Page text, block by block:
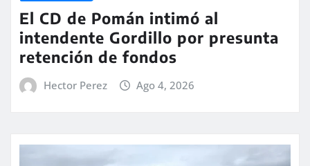
El CD de Pomán intimó al
intendente Gordillo por presunta
retención de fondos
Hector Perez Ago 4, 2026